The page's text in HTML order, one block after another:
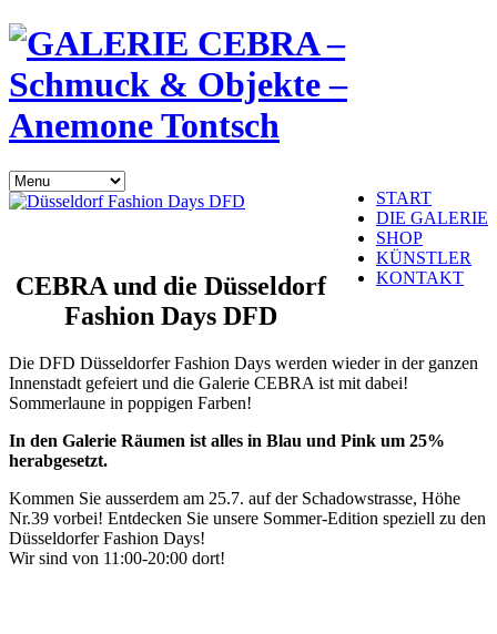
START
DIE GALERIE
SHOP
KÜNSTLER
KONTAKT
CEBRA und die Düsseldorf
Fashion Days DFD
Die DFD Düsseldorfer Fashion Days werden wieder in der ganzen
Innenstadt gefeiert und die Galerie CEBRA ist mit dabei!
Sommerlaune in poppigen Farben!
In den Galerie Räumen ist alles in Blau und Pink um 25%
herabgesetzt.
Kommen Sie ausserdem am 25.7. auf der Schadowstrasse, Höhe
Nr.39 vorbei! Entdecken Sie unsere Sommer-Edition speziell zu den
Düsseldorfer Fashion Days!
Wir sind von 11:00-20:00 dort!